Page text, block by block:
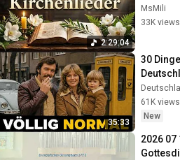
2:29:04
unserer
Balsam
MsMili
33K views
35:33
30
normal
heute
61K views
New
2026 07